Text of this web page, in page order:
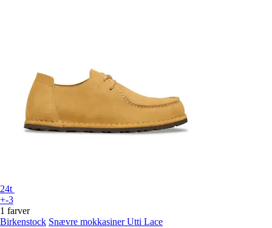
24t
+-3
1 farver
Birkenstock Snævre mokkasiner Utti Lace